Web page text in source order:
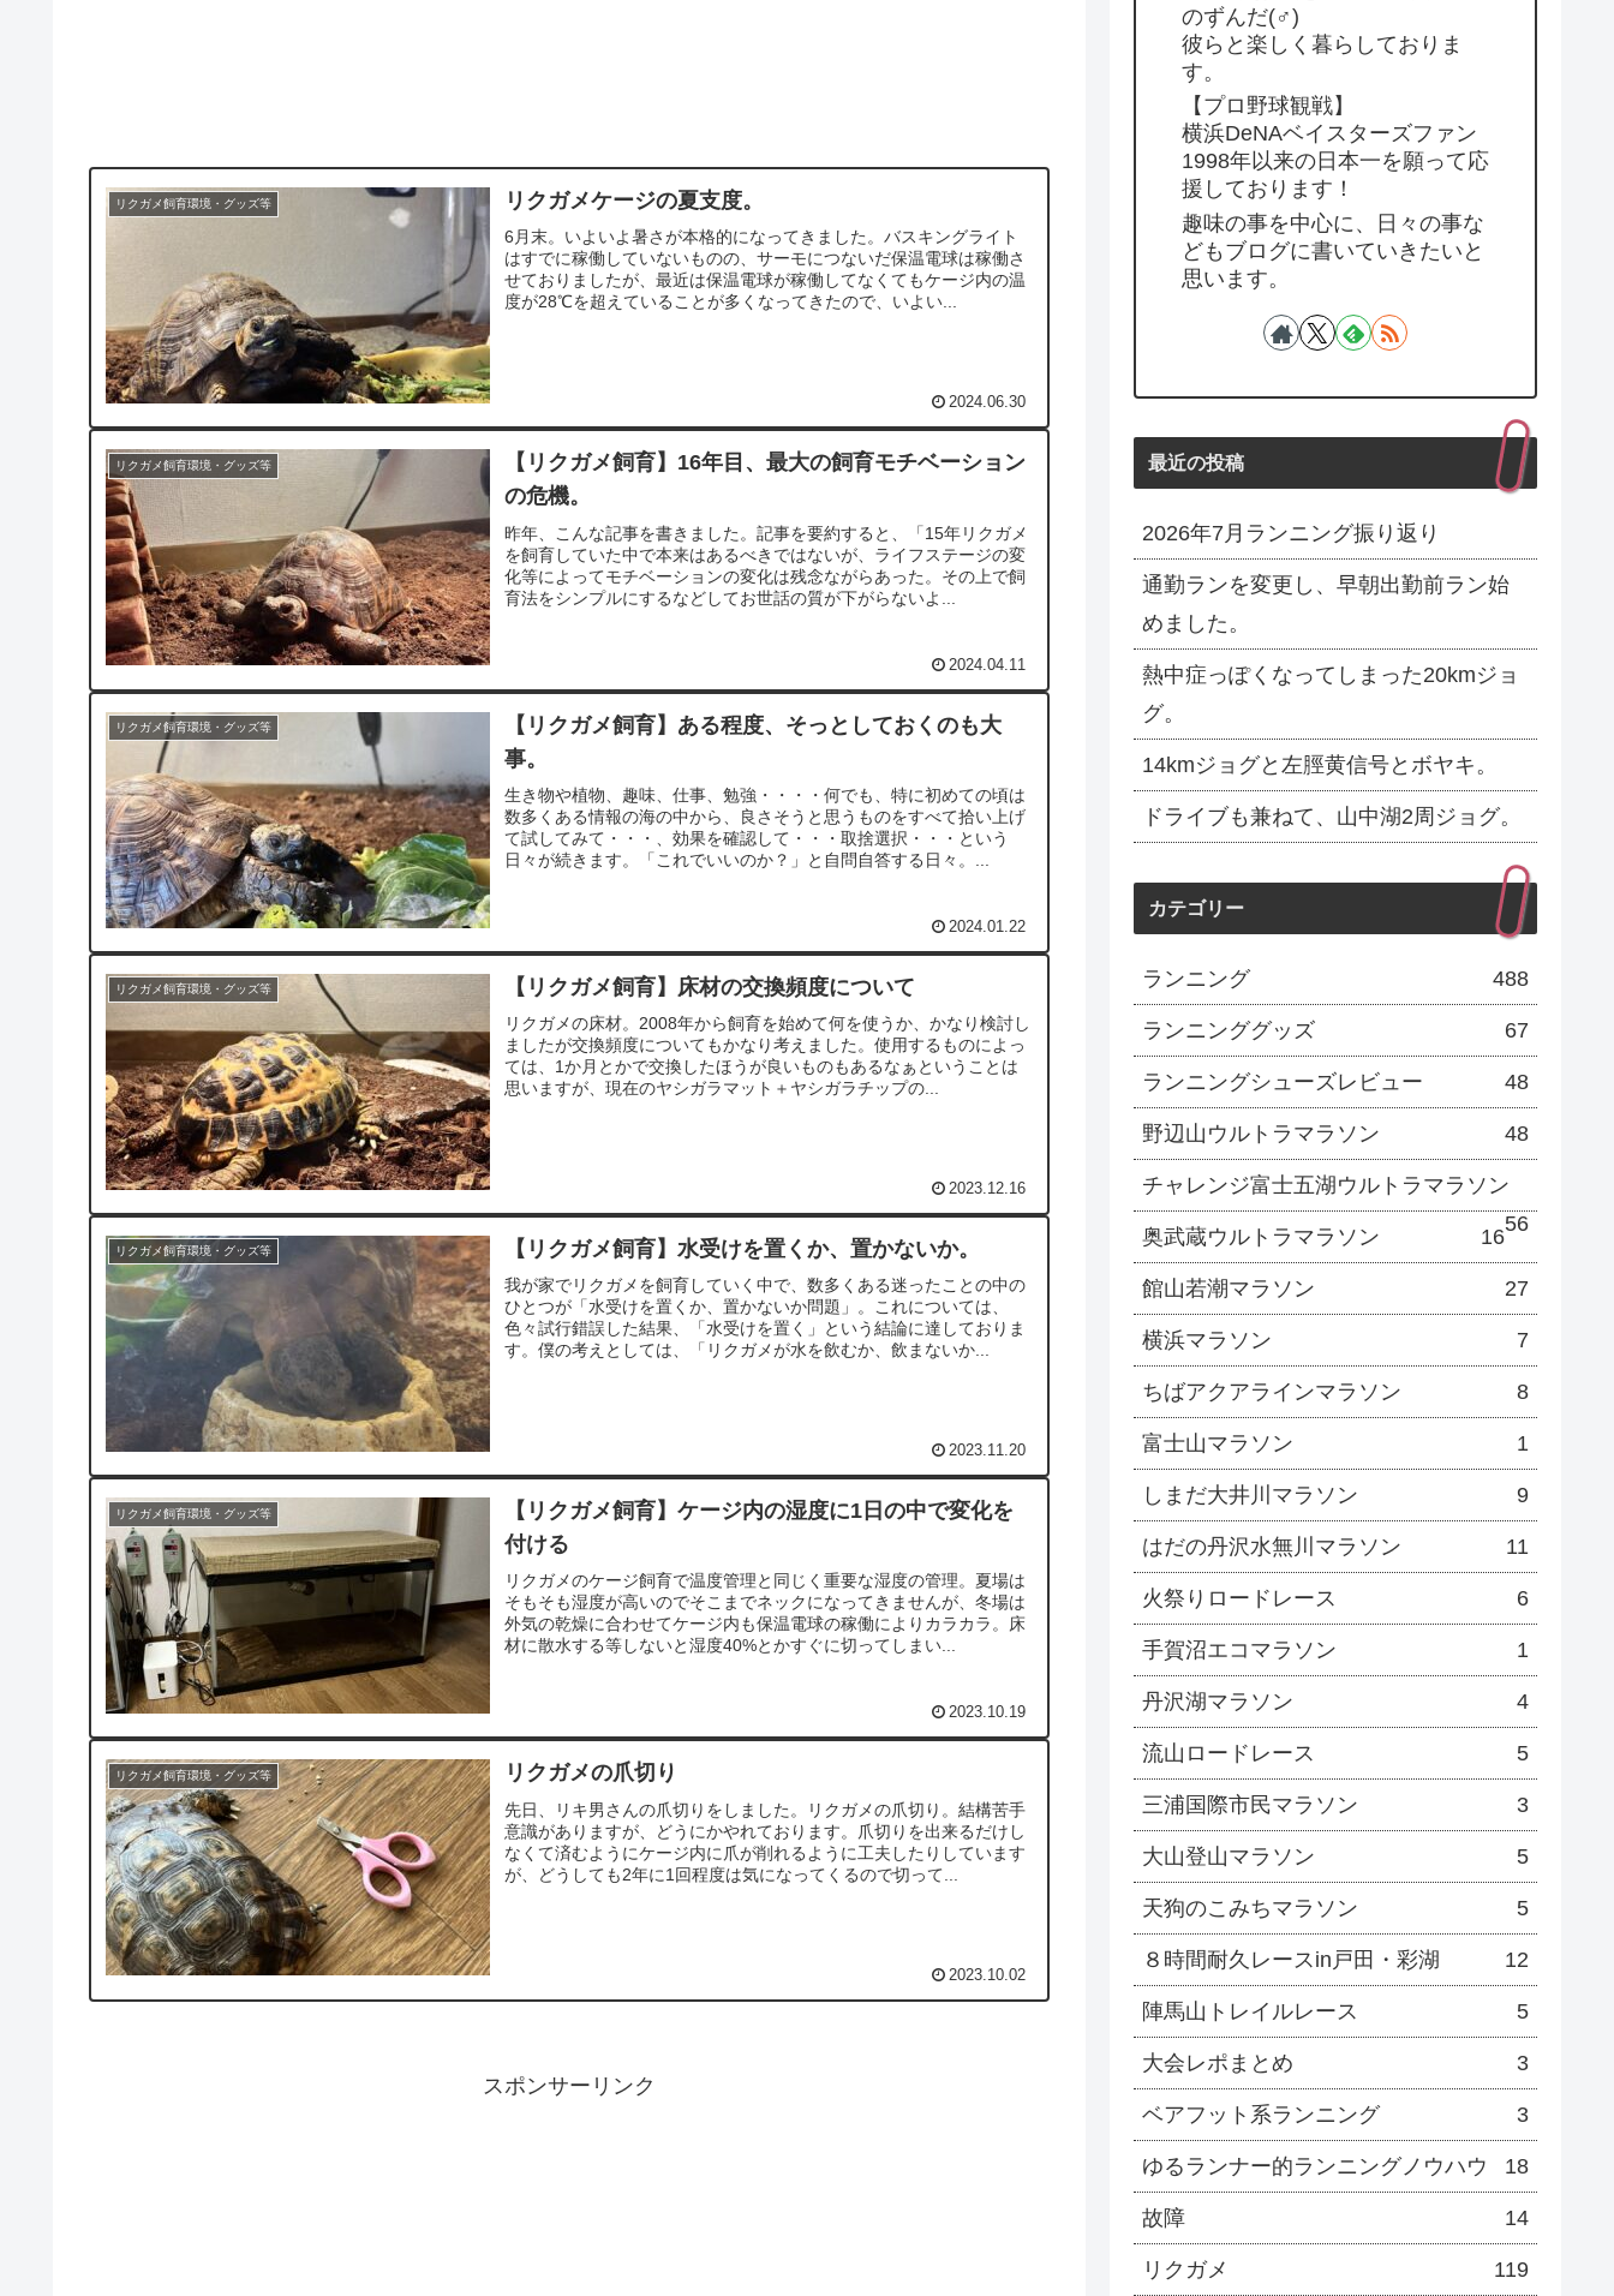
リクガメ飼育環境・グッズ等 リクガメケージの夏支度。
6月末。いよいよ暑さが本格的になってきました。バスキングライト
はすでに稼働していないものの、サーモにつないだ保温電球は稼働さ
せておりましたが、最近は保温電球が稼働してなくてもケージ内の温
度が28℃を超えていることが多くなってきたので、いよい...
2024.06.30
リクガメ飼育環境・グッズ等
【リクガメ飼育】16年目、最大の飼育モチベーション
の危機。
昨年、こんな記事を書きました。記事を要約すると、「15年リクガメ
を飼育していた中で本来はあるべきではないが、ライフステージの変
化等によってモチベーションの変化は残念ながらあった。その上で飼
育法をシンプルにするなどしてお世話の質が下がらないよ...
2024.04.11
リクガメ飼育環境・グッズ等
【リクガメ飼育】ある程度、そっとしておくのも大
事。
生き物や植物、趣味、仕事、勉強・・・・何でも、特に初めての頃は
数多くある情報の海の中から、良さそうと思うものをすべて拾い上げ
て試してみて・・・、効果を確認して・・・取捨選択・・・という
日々が続きます。「これでいいのか？」と自問自答する日々。...
2024.01.22
リクガメ飼育環境・グッズ等 【リクガメ飼育】床材の交換頻度について
リクガメの床材。2008年から飼育を始めて何を使うか、かなり検討し
ましたが交換頻度についてもかなり考えました。使用するものによっ
ては、1か月とかで交換したほうが良いものもあるなぁということは
思いますが、現在のヤシガラマット＋ヤシガラチップの...
2023.12.16
リクガメ飼育環境・グッズ等 【リクガメ飼育】水受けを置くか、置かないか。
我が家でリクガメを飼育していく中で、数多くある迷ったことの中の
ひとつが「水受けを置くか、置かないか問題」。これについては、
色々試行錯誤した結果、「水受けを置く」という結論に達しておりま
す。僕の考えとしては、「リクガメが水を飲むか、飲まないか...
2023.11.20
リクガメ飼育環境・グッズ等
【リクガメ飼育】ケージ内の湿度に1日の中で変化を
付ける
リクガメのケージ飼育で温度管理と同じく重要な湿度の管理。夏場は
そもそも湿度が高いのでそこまでネックになってきませんが、冬場は
外気の乾燥に合わせてケージ内も保温電球の稼働によりカラカラ。床
材に散水する等しないと湿度40%とかすぐに切ってしまい...
2023.10.19
リクガメ飼育環境・グッズ等 リクガメの爪切り
先日、リキ男さんの爪切りをしました。リクガメの爪切り。結構苦手
意識がありますが、どうにかやれております。爪切りを出来るだけし
なくて済むようにケージ内に爪が削れるように工夫したりしています
が、どうしても2年に1回程度は気になってくるので切って...
2023.10.02
スポンサーリンク
のずんだ(♂)
彼らと楽しく暮らしておりま
す。
【プロ野球観戦】
横浜DeNAベイスターズファン
1998年以来の日本一を願って応
援しております！
趣味の事を中心に、日々の事な
どもブログに書いていきたいと
思います。
最近の投稿
2026年7月ランニング振り返り
通勤ランを変更し、早朝出勤前ラン始
めました。
熱中症っぽくなってしまった20kmジョ
グ。
14kmジョグと左脛黄信号とボヤキ。
ドライブも兼ねて、山中湖2周ジョグ。
カテゴリー
ランニング 488
ランニンググッズ 67
ランニングシューズレビュー 48
野辺山ウルトラマラソン 48
チャレンジ富士五湖ウルトラマラソン
56
奥武蔵ウルトラマラソン 16
館山若潮マラソン 27
横浜マラソン 7
ちばアクアラインマラソン 8
富士山マラソン 1
しまだ大井川マラソン 9
はだの丹沢水無川マラソン 11
火祭りロードレース 6
手賀沼エコマラソン 1
丹沢湖マラソン 4
流山ロードレース 5
三浦国際市民マラソン 3
大山登山マラソン 5
天狗のこみちマラソン 5
８時間耐久レースin戸田・彩湖 12
陣馬山トレイルレース 5
大会レポまとめ 3
ベアフット系ランニング 3
ゆるランナー的ランニングノウハウ 18
故障 14
リクガメ 119